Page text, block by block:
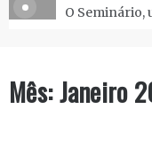
O Seminário,
Mês:Janeiro